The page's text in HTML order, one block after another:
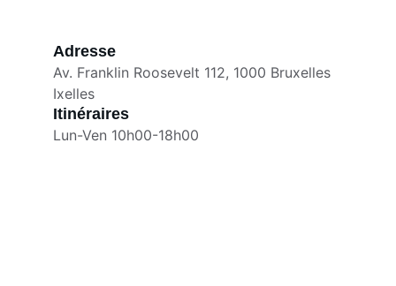
Adresse
Av. Franklin Roosevelt 112, 1000 Bruxelles
Ixelles
Itinéraires
Lun-Ven 10h00-18h00